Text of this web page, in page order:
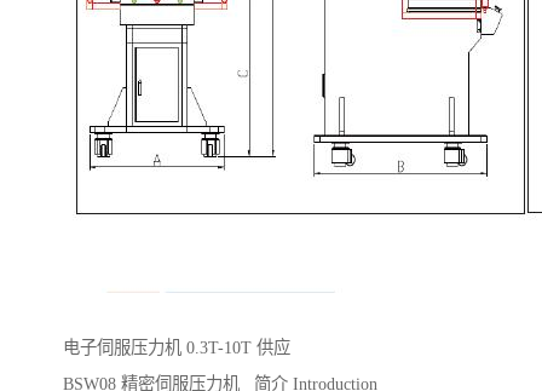
电子伺服压力机 0.3T-10T 供应
BSW08 精密伺服压力机 简介 Introduction